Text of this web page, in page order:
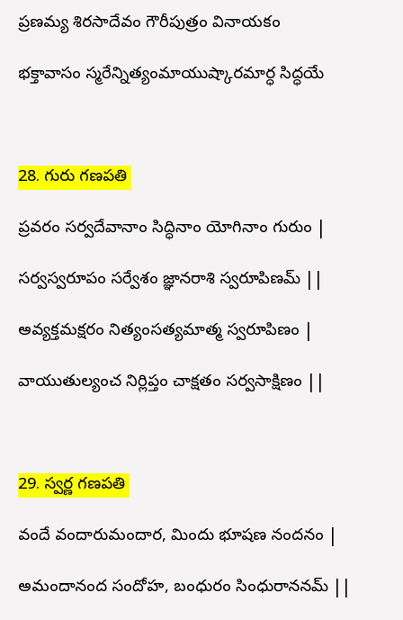
ప్రణమ్య శిరసాదేవం గౌరీపుత్రం వినాయకం
భక్తావాసం స్మరేన్నిత్యంమాయుష్కారమార్ధ సిద్ధయే
28. గురు గణపతి
ప్రవరం సర్వదేవానాం సిద్ధినాం యోగినాం గురుం |
సర్వస్వరూపం సర్వేశం జ్ఞానరాశి స్వరూపిణమ్ ||
అవ్యక్తమక్షరం నిత్యంసత్యమాత్మ స్వరూపిణం |
వాయుతుల్యంచ నిర్లిప్తం చాక్షతం సర్వసాక్షిణం ||
29. స్వర్ణ గణపతి
వందే వందారుమందార, మిందు భూషణ నందనం |
అమందానంద సందోహ, బంధురం సింధురాననమ్ ||